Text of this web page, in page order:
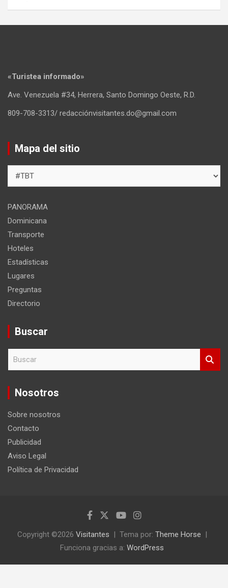
«Turistea informado»
Ave. Venezuela #34, Herrera, Santo Domingo Oeste, R.D.
809-708-3313/ redacciónvisitantes.do@gmail.com
Mapa del sitio
del
PANORAMA
Dominicana
Transporte
Hoteles
Estadísticas
Lugares
Preguntas
Directorio
Buscar
c
Nosotros
Sobre nosotros
Contacto
Publicidad
Aviso Legal
Política de Privacidad
Copyright ©2026 Visitantes Tema por: Theme Horse
Funciona gracias a: WordPress